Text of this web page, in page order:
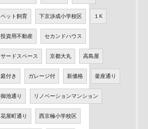
ペット飼育 下京渉成小学校区 １K
投資用不動産 セカンドハウス
サードスペース 京都大丸 高島屋
庭付き ガレージ付 新価格 釜座通り
御池通り リノベーションマンション
花屋町通り 西京極小学校区